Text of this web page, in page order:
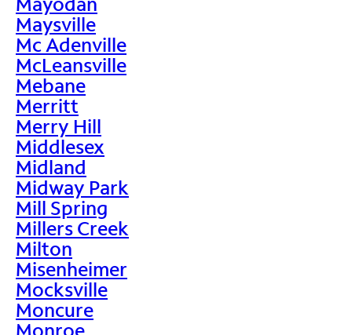
Maysville
Mc Adenville
McLeansville
Mebane
Merritt
Merry Hill
Middlesex
Midland
Midway Park
Mill Spring
Millers Creek
Milton
Misenheimer
Mocksville
Moncure
Monroe